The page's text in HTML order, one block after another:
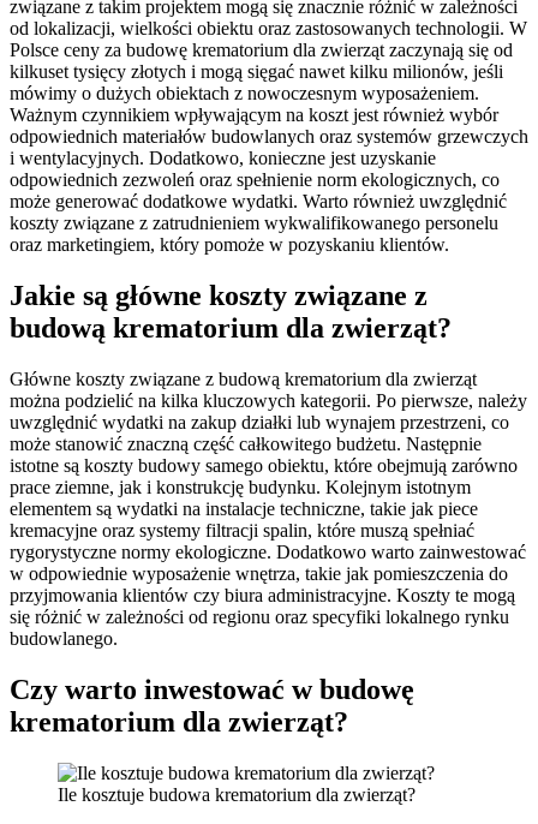
związane z takim projektem mogą się znacznie różnić w zależności
od lokalizacji, wielkości obiektu oraz zastosowanych technologii. W
Polsce ceny za budowę krematorium dla zwierząt zaczynają się od
kilkuset tysięcy złotych i mogą sięgać nawet kilku milionów, jeśli
mówimy o dużych obiektach z nowoczesnym wyposażeniem.
Ważnym czynnikiem wpływającym na koszt jest również wybór
odpowiednich materiałów budowlanych oraz systemów grzewczych
i wentylacyjnych. Dodatkowo, konieczne jest uzyskanie
odpowiednich zezwoleń oraz spełnienie norm ekologicznych, co
może generować dodatkowe wydatki. Warto również uwzględnić
koszty związane z zatrudnieniem wykwalifikowanego personelu
oraz marketingiem, który pomoże w pozyskaniu klientów.
Jakie są główne koszty związane z
budową krematorium dla zwierząt?
Główne koszty związane z budową krematorium dla zwierząt
można podzielić na kilka kluczowych kategorii. Po pierwsze, należy
uwzględnić wydatki na zakup działki lub wynajem przestrzeni, co
może stanowić znaczną część całkowitego budżetu. Następnie
istotne są koszty budowy samego obiektu, które obejmują zarówno
prace ziemne, jak i konstrukcję budynku. Kolejnym istotnym
elementem są wydatki na instalacje techniczne, takie jak piece
kremacyjne oraz systemy filtracji spalin, które muszą spełniać
rygorystyczne normy ekologiczne. Dodatkowo warto zainwestować
w odpowiednie wyposażenie wnętrza, takie jak pomieszczenia do
przyjmowania klientów czy biura administracyjne. Koszty te mogą
się różnić w zależności od regionu oraz specyfiki lokalnego rynku
budowlanego.
Czy warto inwestować w budowę
krematorium dla zwierząt?
Ile kosztuje budowa krematorium dla zwierząt?